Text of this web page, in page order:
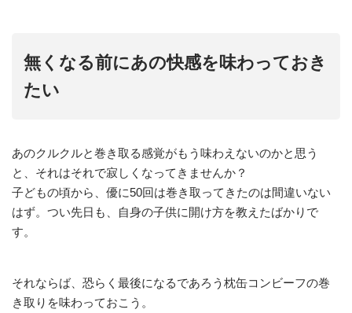
無くなる前にあの快感を味わっておき
たい
あのクルクルと巻き取る感覚がもう味わえないのかと思う
と、それはそれで寂しくなってきませんか？
子どもの頃から、優に50回は巻き取ってきたのは間違いない
はず。つい先日も、自身の子供に開け方を教えたばかりで
す。
それならば、恐らく最後になるであろう枕缶コンビーフの巻
き取りを味わっておこう。